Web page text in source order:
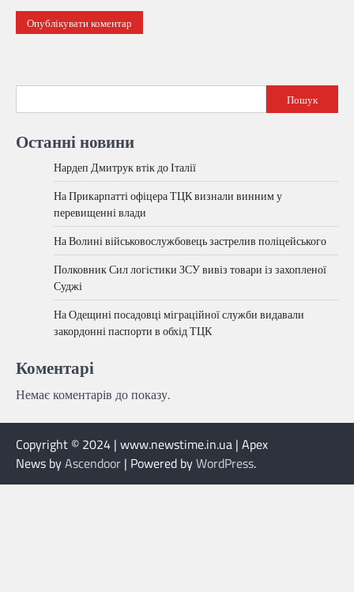
Пошук
Останні новини
Нардеп Дмитрук втік до Італії
На Прикарпатті офіцера ТЦК визнали винним у
перевищенні влади
На Волині військовослужбовець застрелив поліцейського
Полковник Сил логістики ЗСУ вивіз товари із захопленої
Суджі
На Одещині посадовці міграційної служби видавали
закордонні паспорти в обхід ТЦК
Коментарі
Немає коментарів до показу.
Copyright © 2024 | www.newstime.in.ua | Apex
News byAscendoor | Powered byWordPress.